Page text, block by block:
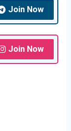
Join Now
Join Now